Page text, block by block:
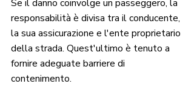
Se il danno coinvolge un passeggero, la
responsabilità è divisa tra il conducente,
la sua assicurazione e l'ente proprietario
della strada. Quest'ultimo è tenuto a
fornire adeguate barriere di
contenimento.